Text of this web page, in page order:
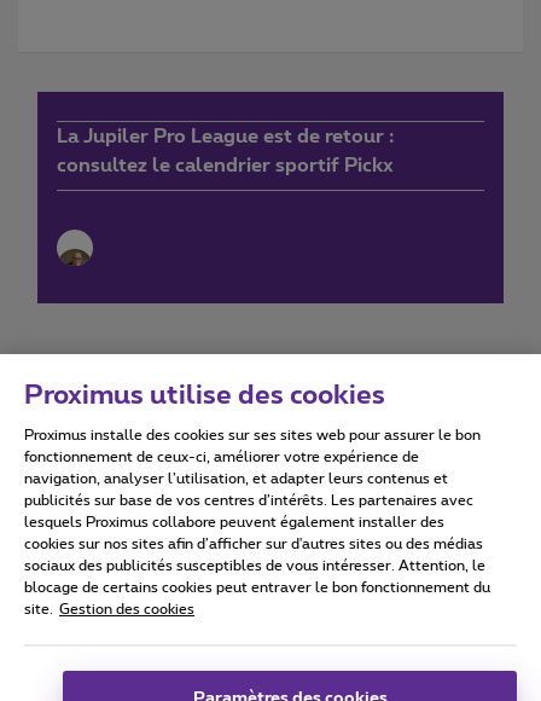
La Jupiler Pro League est de retour :
consultez le calendrier sportif Pickx
Conditions d'utilisation Accessibility statement
Tous droits réservés. © 2026 Proximus
Conditions générales, info consommateur
Coordonnées de l’entreprise
Proximus utilise des cookies
Proximus installe des cookies sur ses sites web pour assurer le bon
fonctionnement de ceux-ci, améliorer votre expérience de
navigation, analyser l’utilisation, et adapter leurs contenus et
publicités sur base de vos centres d’intérêts. Les partenaires avec
lesquels Proximus collabore peuvent également installer des
cookies sur nos sites afin d’afficher sur d'autres sites ou des médias
sociaux des publicités susceptibles de vous intéresser. Attention, le
blocage de certains cookies peut entraver le bon fonctionnement du
site.
Gestion des cookies